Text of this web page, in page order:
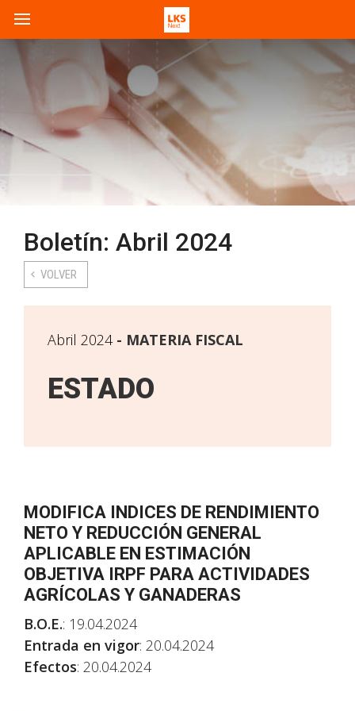
Boletín: Abril 2024
VOLVER
Abril 2024 MATERIA FISCAL
ESTADO
MODIFICA INDICES DE RENDIMIENTO
NETO Y REDUCCIÓN GENERAL
APLICABLE EN ESTIMACIÓN
OBJETIVA IRPF PARA ACTIVIDADES
AGRÍCOLAS Y GANADERAS
B.O.E.: 19.04.2024
Entrada en vigor: 20.04.2024
Efectos: 20.04.2024